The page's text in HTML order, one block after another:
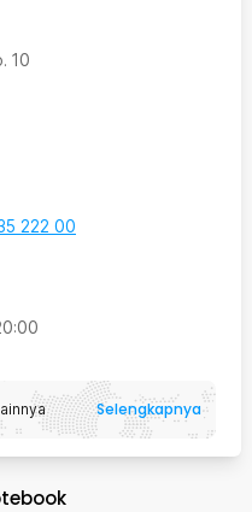
10
222 00
Selengkapnya